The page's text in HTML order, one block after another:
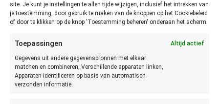
site. Je kunt je instellingen te allen tijde wijzigen, inclusief het intrekken van
je toestemming, door gebruik te maken van de knoppen op het Cookiebeleid
of door te klikken op de knop 'Toestemming beheren' onderaan het scherm.
Toepassingen Altijd actief
Gegevens uit andere gegevensbronnen met elkaar
matchen en combineren, Verschillende apparaten linken,
Apparaten identificeren op basis van automatisch
verzonden informatie.
vaststellen of popcorn niet meer
De beste manier om vast te stellen of popcorn nog goed is,
is door te zien, ruiken en proeven. Als je gedroogde
maïskorrels gebruikt om popcorn te maken kan je makkelijk
vaststellen of deze nog goed zijn. Het vocht in de korrel zet